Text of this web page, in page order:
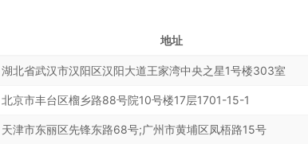
地址
湖北省武汉市汉阳区汉阳大道王家湾中央之星1号楼303室
北京市丰台区榴乡路88号院10号楼17层1701-15-1
天津市东丽区先锋东路68号;广州市黄埔区凤梧路15号